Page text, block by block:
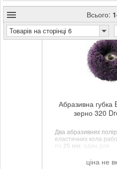
Всього:
Товарів на сторінці 6
Абразивна губка
зерно 320
Два абразивних
еластичних кола
по 25 мм: один для
, другий —
(тонкий
ціна не